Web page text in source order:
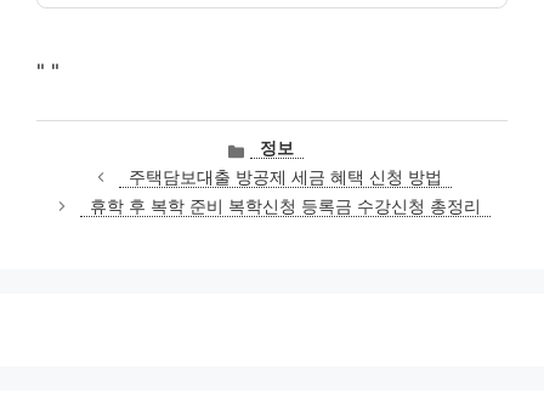
" "
카
테
고
리
정보
주택담보대출 방공제 세금 혜택 신청 방법
휴학 후 복학 준비 복학신청 등록금 수강신청 총정리